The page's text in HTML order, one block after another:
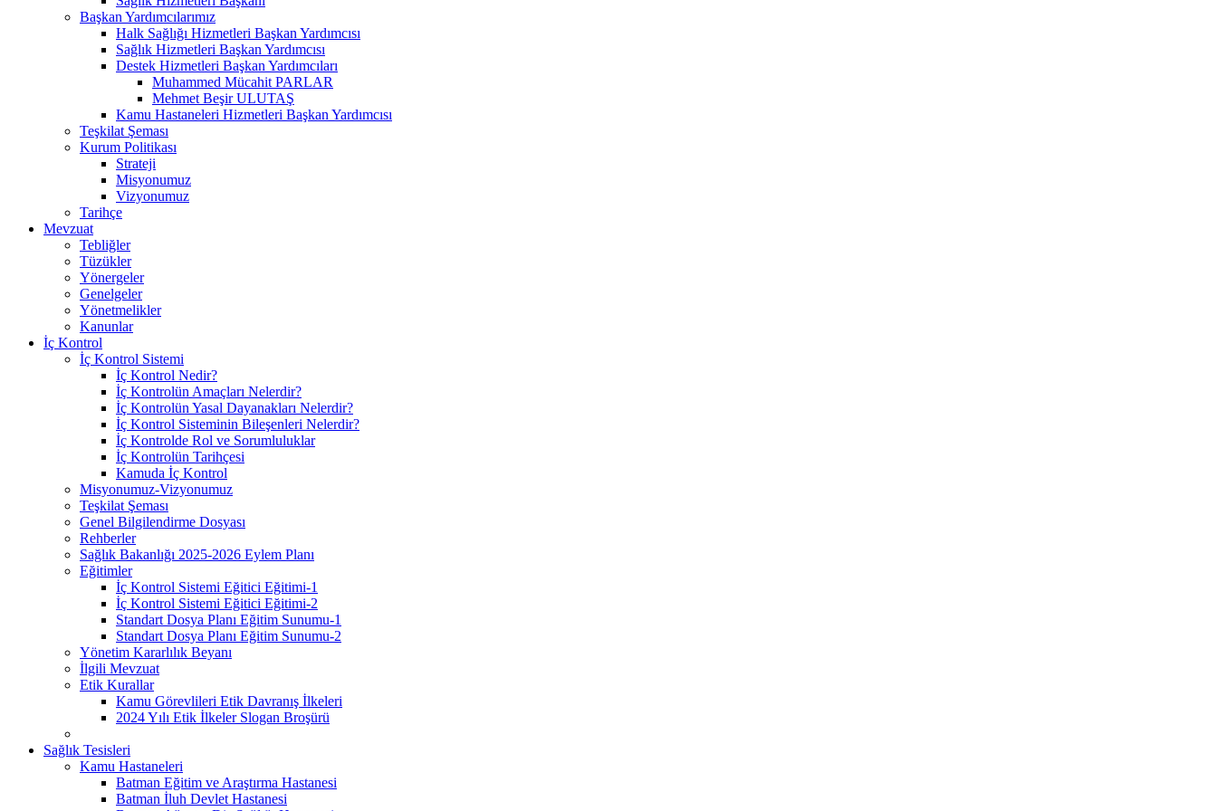
Başkan Yardımcılarımız
Halk Sağlığı Hizmetleri Başkan Yardımcısı
Sağlık Hizmetleri Başkan Yardımcısı
Destek Hizmetleri Başkan Yardımcıları
Muhammed Mücahit PARLAR
Mehmet Beşir ULUTAŞ
Kamu Hastaneleri Hizmetleri Başkan Yardımcısı
Teşkilat Şeması
Kurum Politikası
Strateji
Misyonumuz
Vizyonumuz
Tarihçe
Mevzuat
Tebliğler
Tüzükler
Yönergeler
Genelgeler
Yönetmelikler
Kanunlar
İç Kontrol
İç Kontrol Sistemi
İç Kontrol Nedir?
İç Kontrolün Amaçları Nelerdir?
İç Kontrolün Yasal Dayanakları Nelerdir?
İç Kontrol Sisteminin Bileşenleri Nelerdir?
İç Kontrolde Rol ve Sorumluluklar
İç Kontrolün Tarihçesi
Kamuda İç Kontrol
Misyonumuz-Vizyonumuz
Teşkilat Şeması
Genel Bilgilendirme Dosyası
Rehberler
Sağlık Bakanlığı 2025-2026 Eylem Planı
Eğitimler
İç Kontrol Sistemi Eğitici Eğitimi-1
İç Kontrol Sistemi Eğitici Eğitimi-2
Standart Dosya Planı Eğitim Sunumu-1
Standart Dosya Planı Eğitim Sunumu-2
Yönetim Kararlılık Beyanı
İlgili Mevzuat
Etik Kurallar
Kamu Görevlileri Etik Davranış İlkeleri
2024 Yılı Etik İlkeler Slogan Broşürü
Sağlık Tesisleri
Kamu Hastaneleri
Batman Eğitim ve Araştırma Hastanesi
Batman İluh Devlet Hastanesi